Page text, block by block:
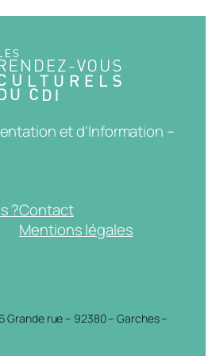
et d'Information –
?Contact
Mentions légales
Grande rue – 92380 – Garches –